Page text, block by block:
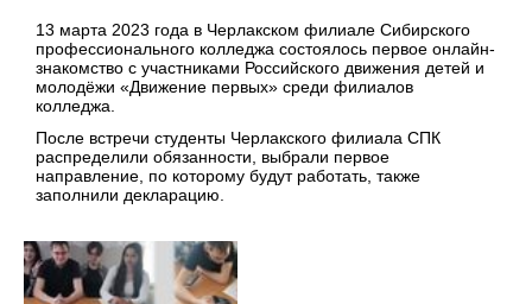
13 марта 2023 года в Черлакском филиале Сибирского
профессионального колледжа состоялось первое онлайн-
знакомство с участниками Российского движения детей и
молодёжи «Движение первых» среди филиалов
колледжа.
После встречи студенты Черлакского филиала СПК
распределили обязанности, выбрали первое
направление, по которому будут работать, также
заполнили декларацию.